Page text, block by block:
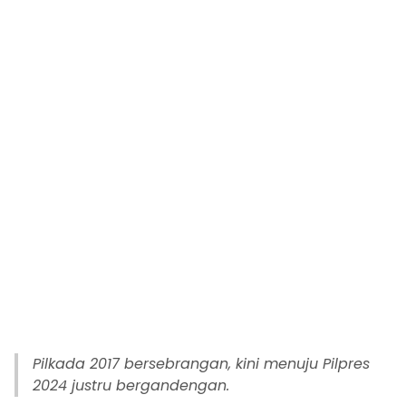
Pilkada 2017 bersebrangan, kini menuju Pilpres
2024 justru bergandengan.